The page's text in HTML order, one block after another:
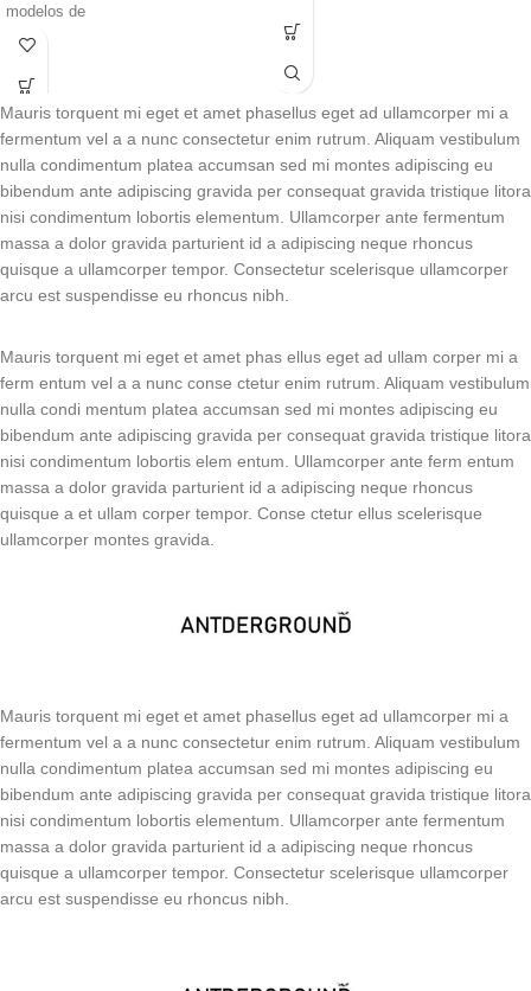
modelos de
Mauris torquent mi eget et amet phasellus eget ad ullamcorper mi a
fermentum vel a a nunc consectetur enim rutrum. Aliquam vestibulum
nulla condimentum platea accumsan sed mi montes adipiscing eu
bibendum ante adipiscing gravida per consequat gravida tristique litora
nisi condimentum lobortis elementum. Ullamcorper ante fermentum
massa a dolor gravida parturient id a adipiscing neque rhoncus
quisque a ullamcorper tempor. Consectetur scelerisque ullamcorper
arcu est suspendisse eu rhoncus nibh.
Mauris torquent mi eget et amet phas ellus eget ad ullam corper mi a
ferm entum vel a a nunc conse ctetur enim rutrum. Aliquam vestibulum
nulla condi mentum platea accumsan sed mi montes adipiscing eu
bibendum ante adipiscing gravida per consequat gravida tristique litora
nisi condimentum lobortis elem entum. Ullamcorper ante ferm entum
massa a dolor gravida parturient id a adipiscing neque rhoncus
quisque a et ullam corper tempor. Conse ctetur ellus scelerisque
ullamcorper montes gravida.
Mauris torquent mi eget et amet phasellus eget ad ullamcorper mi a
fermentum vel a a nunc consectetur enim rutrum. Aliquam vestibulum
nulla condimentum platea accumsan sed mi montes adipiscing eu
bibendum ante adipiscing gravida per consequat gravida tristique litora
nisi condimentum lobortis elementum. Ullamcorper ante fermentum
massa a dolor gravida parturient id a adipiscing neque rhoncus
quisque a ullamcorper tempor. Consectetur scelerisque ullamcorper
arcu est suspendisse eu rhoncus nibh.